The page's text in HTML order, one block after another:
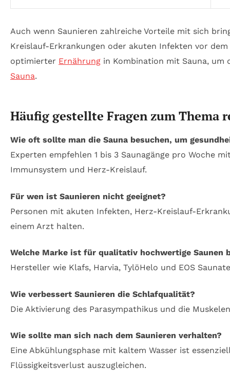
Auch wenn Saunieren zahlreiche Vorteile mit sich
Kreislauf-Erkrankungen oder akuten Infekten vor
optimierter Ernährung in Kombination mit Sauna,
Sauna.
Häufig gestellte Fragen zum Thema
Wie oft sollte man die Sauna besuchen, um
Experten empfehlen 1 bis 3 Saunagänge pro Woche
Immunsystem und Herz-Kreislauf.
Für wen ist Saunieren nicht geeignet?
Personen mit akuten Infekten, Herz-Kreislauf-
einem Arzt halten.
Welche Marke ist für qualitativ hochwertige Saunen
Hersteller wie Klafs, Harvia, TylöHelo und EOS
Wie verbessert Saunieren die Schlafqualität?
Die Aktivierung des Parasympathikus und die
Wie sollte man sich nach dem Saunieren verhalten?
Eine Abkühlungsphase mit kaltem Wasser ist
Flüssigkeitsverlust auszugleichen.